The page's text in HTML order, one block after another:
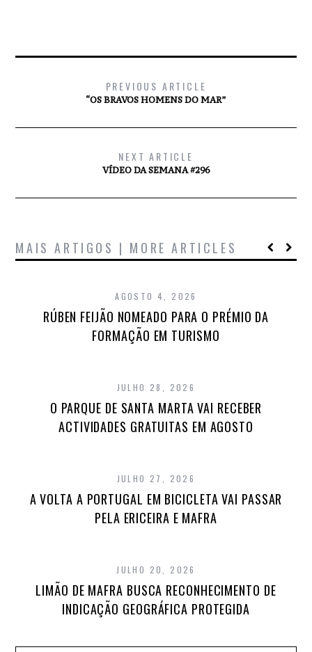
PREVIOUS ARTICLE
“OS BRAVOS HOMENS DO MAR”
NEXT ARTICLE
VÍDEO DA SEMANA #296
MAIS ARTIGOS | MORE ARTICLES
AGOSTO 4, 2026
RÚBEN FEIJÃO NOMEADO PARA O PRÉMIO DA
FORMAÇÃO EM TURISMO
JULHO 28, 2026
O PARQUE DE SANTA MARTA VAI RECEBER
ACTIVIDADES GRATUITAS EM AGOSTO
JULHO 27, 2026
A VOLTA A PORTUGAL EM BICICLETA VAI PASSAR
PELA ERICEIRA E MAFRA
JULHO 20, 2026
LIMÃO DE MAFRA BUSCA RECONHECIMENTO DE
INDICAÇÃO GEOGRÁFICA PROTEGIDA